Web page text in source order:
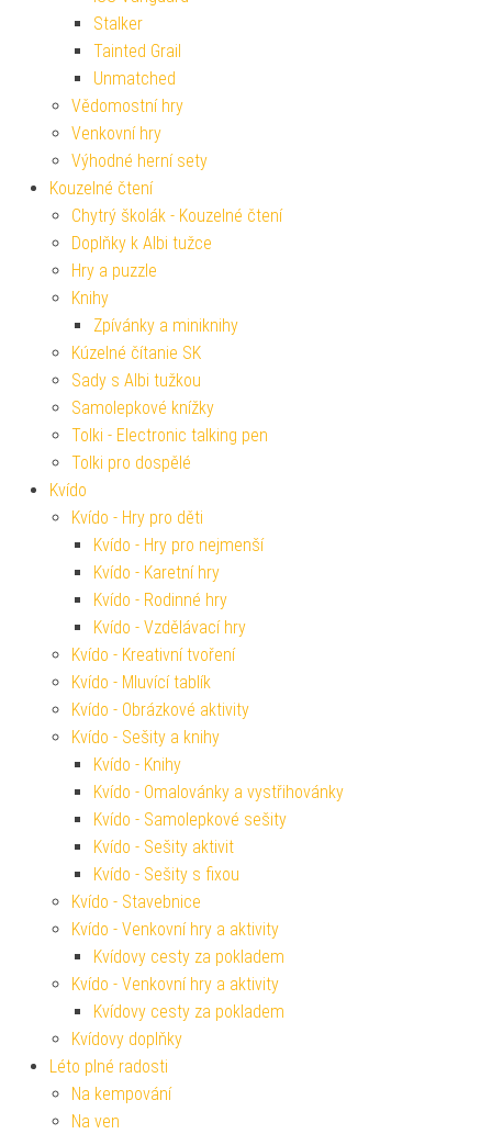
Stalker
Tainted Grail
Unmatched
Vědomostní hry
Venkovní hry
Výhodné herní sety
Kouzelné čtení
Chytrý školák - Kouzelné čtení
Doplňky k Albi tužce
Hry a puzzle
Knihy
Zpívánky a miniknihy
Kúzelné čítanie SK
Sady s Albi tužkou
Samolepkové knížky
Tolki - Electronic talking pen
Tolki pro dospělé
Kvído
Kvído - Hry pro děti
Kvído - Hry pro nejmenší
Kvído - Karetní hry
Kvído - Rodinné hry
Kvído - Vzdělávací hry
Kvído - Kreativní tvoření
Kvído - Mluvící tablík
Kvído - Obrázkové aktivity
Kvído - Sešity a knihy
Kvído - Knihy
Kvído - Omalovánky a vystřihovánky
Kvído - Samolepkové sešity
Kvído - Sešity aktivit
Kvído - Sešity s fixou
Kvído - Stavebnice
Kvído - Venkovní hry a aktivity
Kvídovy cesty za pokladem
Kvído - Venkovní hry a aktivity
Kvídovy cesty za pokladem
Kvídovy doplňky
Léto plné radosti
Na kempování
Na ven